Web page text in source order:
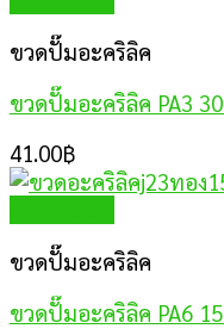
ขวดปั๊มอะคริลิค
ขวดปั๊มอะคริลิค PA3
41.00฿
ขวดปั๊มอะคริลิค
ขวดปั๊มอะคริลิค PA6